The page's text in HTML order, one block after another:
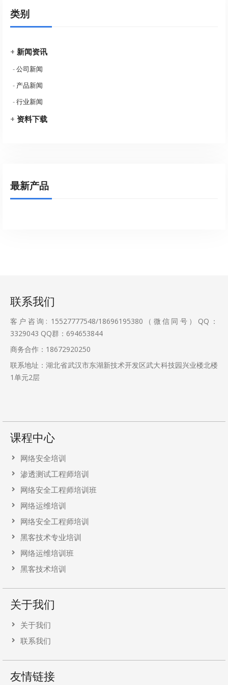
类别
+ 新闻资讯
-公司新闻
- 产品新闻
-行业新闻
+ 资料下载
最新产品
联系我们
客户咨询: 15527777548/18696195380（微信同号）QQ：
3329043 QQ群：694653844
商务合作：18672920250
联系地址：湖北省武汉市东湖新技术开发区武大科技园兴业楼北楼
1单元2层
课程中心
网络安全培训
渗透测试工程师培训
网络安全工程师培训班
网络运维培训
网络安全工程师培训
黑客技术专业培训
网络运维培训班
黑客技术培训
关于我们
关于我们
联系我们
友情链接